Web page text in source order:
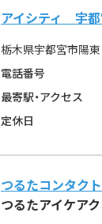
アイシティ 宇
栃木県宇都宮市陽
電話番号
最寄駅・アクセス
定休日
つるたコンタクト
つるたアイケア